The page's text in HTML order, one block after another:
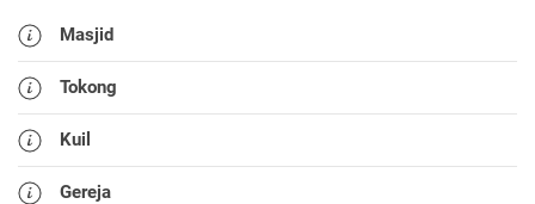
Masjid
Tokong
Kuil
Gereja